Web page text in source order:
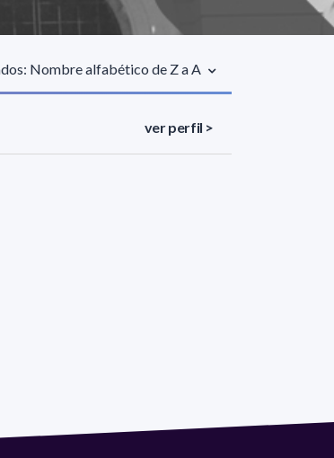
Nombre alfabético de Z a A
ver perfil >